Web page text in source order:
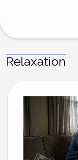
Relaxation